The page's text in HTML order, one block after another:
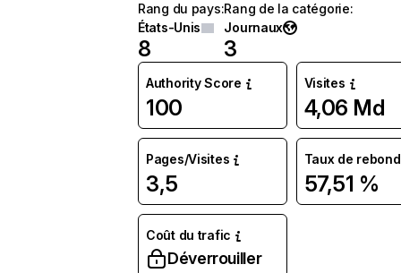
Rang du pays:
États-Unis
8
Rang de la catégorie:
Journaux
3
Authority Score
100
Visites
4,06 Md
Pages/Visites
3,5
Taux de rebond
57,51 %
Coût du trafic
Déverrouiller